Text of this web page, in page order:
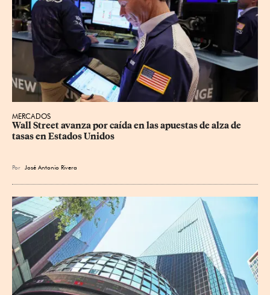
MERCADOS
Wall Street avanza por caída en las apuestas de alza de
tasas en Estados Unidos
Por José Antonio Rivera